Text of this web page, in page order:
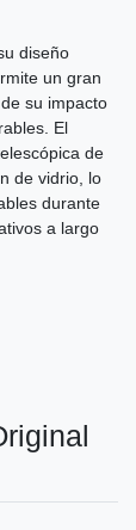
diseño
un gran
su impacto
El
de
de vidrio, lo
durante
a largo